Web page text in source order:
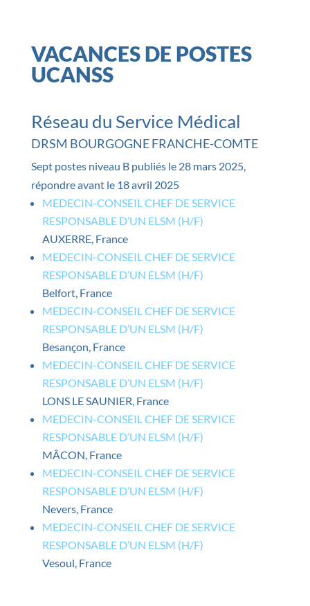
VACANCES DE POSTES
UCANSS
Réseau du Service Médical
DRSM BOURGOGNE FRANCHE-COMTE
Sept postes niveau B publiés le 28 mars 2025,
répondre avant le 18 avril 2025
MEDECIN-CONSEIL CHEF DE SERVICE
RESPONSABLE D’UN ELSM (H/F)
AUXERRE, France
MEDECIN-CONSEIL CHEF DE SERVICE
RESPONSABLE D’UN ELSM (H/F)
Belfort, France
MEDECIN-CONSEIL CHEF DE SERVICE
RESPONSABLE D’UN ELSM (H/F)
Besançon, France
MEDECIN-CONSEIL CHEF DE SERVICE
RESPONSABLE D’UN ELSM (H/F)
LONS LE SAUNIER, France
MEDECIN-CONSEIL CHEF DE SERVICE
RESPONSABLE D’UN ELSM (H/F)
MÂCON, France
MEDECIN-CONSEIL CHEF DE SERVICE
RESPONSABLE D’UN ELSM (H/F)
Nevers, France
MEDECIN-CONSEIL CHEF DE SERVICE
RESPONSABLE D’UN ELSM (H/F)
Vesoul, France